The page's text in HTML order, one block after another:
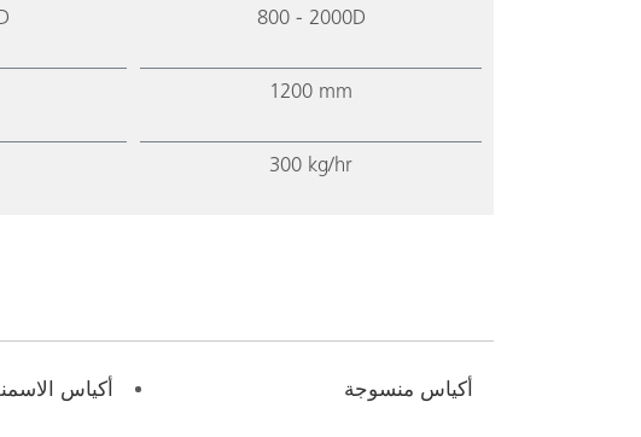
800 - 2000D
1200 mm
300 kg/hr
أكياس منسوجة أكياس